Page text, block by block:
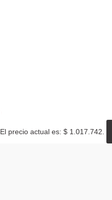
El precio actual es: $ 1.017.742.